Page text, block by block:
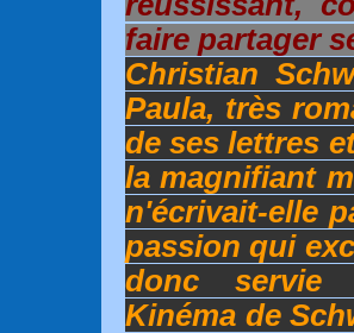
faire partager
Christian
Paula, très
de ses lettres
la magnifiant
n'écrivait-elle
passion qui
donc servie
Kinéma de